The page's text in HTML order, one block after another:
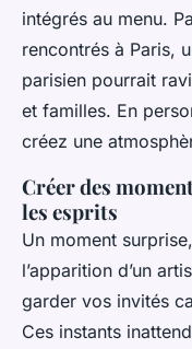
intégrés au menu.
rencontrés à Paris,
parisien pourrait
et familles. En
créez une
Créer des
les esprits
Un moment
l’apparition d’un
garder vos invités
Ces instants